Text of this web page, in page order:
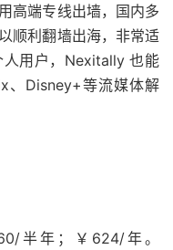
高端专线出墙，国内多
顺利翻墙出海，非常适
人用户，Nexitally 也能
、Disney+等流媒体解
半年；￥624/年。